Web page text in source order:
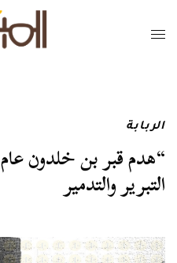
الربابة
التبرير والتدمير